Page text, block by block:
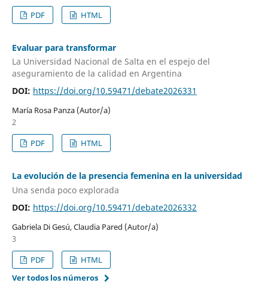
PDF
HTML
Evaluar para transformar
La Universidad Nacional de Salta en el espejo del
aseguramiento de la calidad en Argentina
DOI: https://doi.org/10.59471/debate2026331
María Rosa Panza (Autor/a)
2
PDF
HTML
La evolución de la presencia femenina en la universidad
Una senda poco explorada
DOI: https://doi.org/10.59471/debate2026332
Gabriela Di Gesú, Claudia Pared (Autor/a)
3
PDF
HTML
Ver todos los números